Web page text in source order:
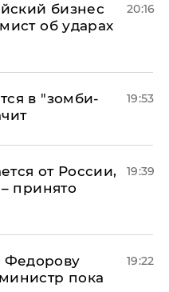
бизнес
об ударах
20:16
в "зомби-
19:53
от России,
принято
19:39
Федорову
пока
19:22